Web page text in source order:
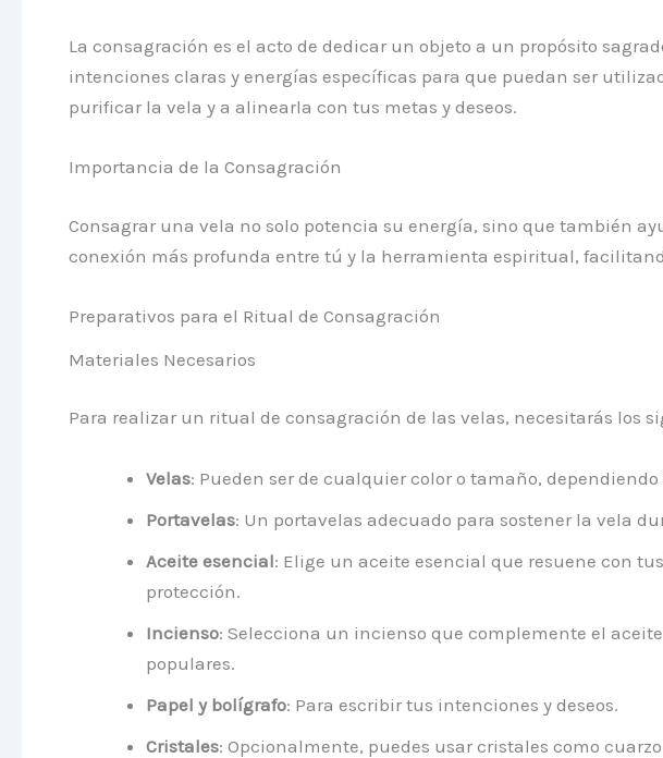
La consagración es el acto de dedicar un objeto a un propósito
intenciones claras y energías específicas para que puedan ser
purificar la vela y a alinearla con tus metas y deseos.
Importancia de la Consagración
Consagrar una vela no solo potencia su energía, sino que también
conexión más profunda entre tú y la herramienta espiritual,
Preparativos para el Ritual de Consagración
Materiales Necesarios
Para realizar un ritual de consagración de las velas, necesitarás los
Velas: Pueden ser de cualquier color o tamaño,
Portavelas: Un portavelas adecuado para sostener la vela
Aceite esencial: Elige un aceite esencial que resuene con
protección.
Incienso: Selecciona un incienso que complemente el
populares.
Papel y bolígrafo: Para escribir tus intenciones y deseos.
Cristales: Opcionalmente, puedes usar cristales como